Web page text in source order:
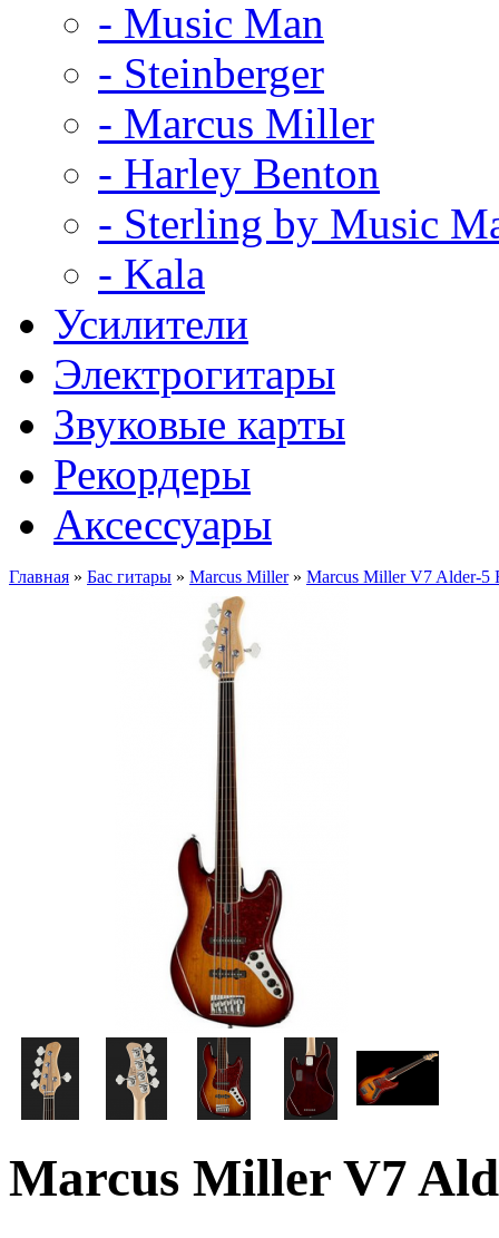
- Music Man
- Steinberger
- Marcus Miller
- Harley Benton
- Sterling by Music
- Kala
Усилители
Электрогитары
Звуковые карты
Рекордеры
Аксессуары
Главная » Бас гитары » Marcus Miller» Marcus Miller V7 Alder-5
Marcus Miller V7